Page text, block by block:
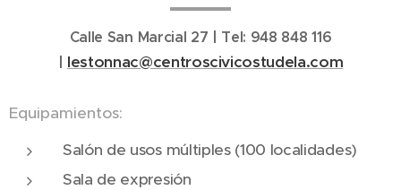
Calle San Marcial 27 | Tel: 948 848 116
lestonnac@centroscivicostudela.com
Equipamientos:
Salón de usos múltiples (100 localidades)
Sala de expresión